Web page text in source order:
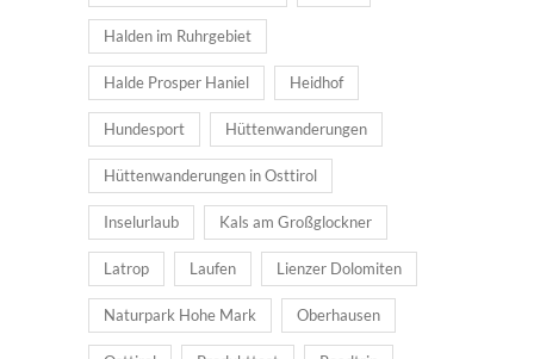
Halden im Ruhrgebiet
Halde Prosper Haniel Heidhof
Hundesport Hüttenwanderungen
Hüttenwanderungen in Osttirol
Inselurlaub Kals am Großglockner
Latrop Laufen Lienzer Dolomiten
Naturpark Hohe Mark Oberhausen